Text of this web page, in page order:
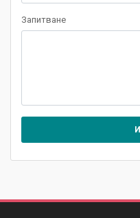
Запитване